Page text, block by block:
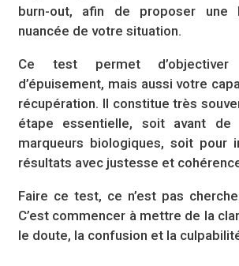
burn-out, afin de proposer
nuancée de votre situation.
Ce test permet d’objectiver
d’épuisement, mais aussi votre
récupération. Il constitue très
étape essentielle, soit avant
marqueurs biologiques, soit pour
résultats avec justesse et
Faire ce test, ce n’est pas
C’est commencer à mettre de la
le doute, la confusion et la